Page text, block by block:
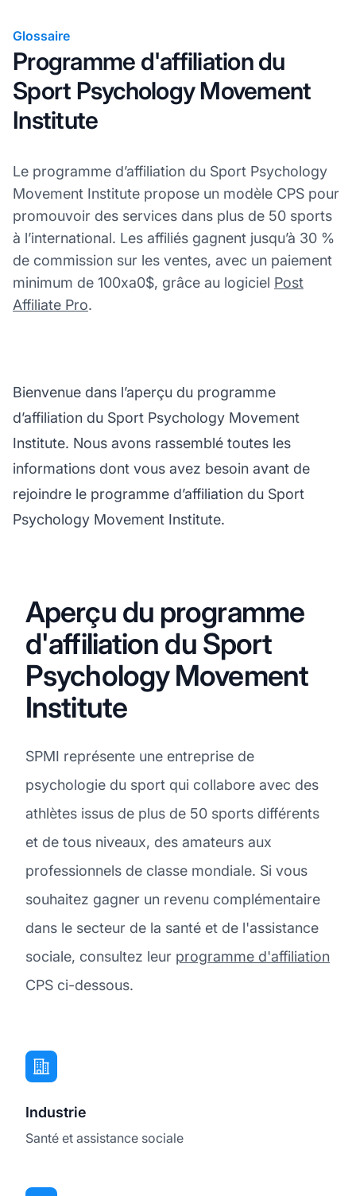
Glossaire
Programme d'affiliation du
Sport Psychology Movement
Institute
Le programme d’affiliation du Sport Psychology
Movement Institute propose un modèle CPS pour
promouvoir des services dans plus de 50 sports
à l’international. Les affiliés gagnent jusqu’à 30 %
de commission sur les ventes, avec un paiement
minimum de 100xa0$, grâce au logiciel Post
Affiliate Pro.
Bienvenue dans l’aperçu du programme
d’affiliation du Sport Psychology Movement
Institute. Nous avons rassemblé toutes les
informations dont vous avez besoin avant de
rejoindre le programme d’affiliation du Sport
Psychology Movement Institute.
Aperçu du programme
d'affiliation du Sport
Psychology Movement
Institute
SPMI représente une entreprise de
psychologie du sport qui collabore avec des
athlètes issus de plus de 50 sports différents
et de tous niveaux, des amateurs aux
professionnels de classe mondiale. Si vous
souhaitez gagner un revenu complémentaire
dans le secteur de la santé et de l'assistance
sociale, consultez leur programme d'affiliation
CPS ci-dessous.
Industrie
Santé et assistance sociale